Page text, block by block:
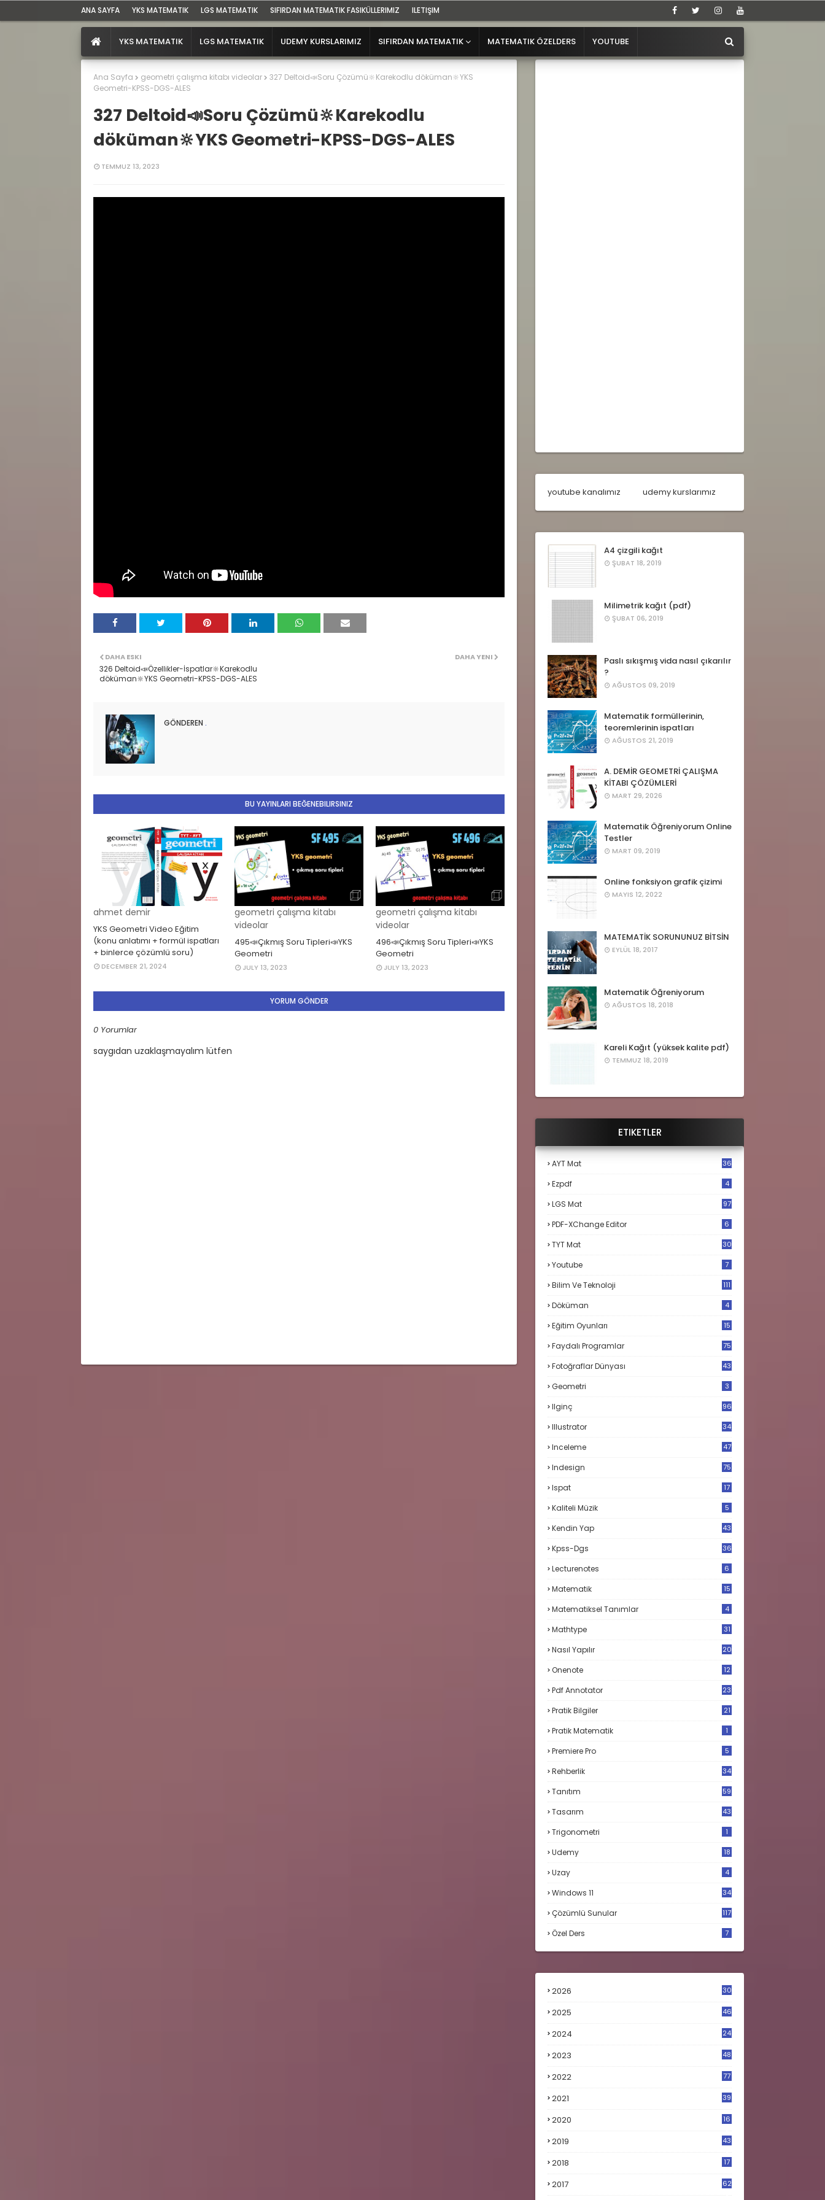
ANA SAYFA YKS MATEMATIK LGS MATEMATIK SIFIRDAN MATEMATIK FASIKÜLLERIMIZ ILETIŞIM
YKS MATEMATIK LGS MATEMATIK UDEMY KURSLARIMIZ SIFIRDAN MATEMATIK MATEMATIK ÖZELDERS YOUTUBE
Ana Sayfa geometri çalışma kitabı videolar
327 Deltoid📣Soru Çözümü🔆Karekodlu döküman🔆YKS
Geometri-KPSS-DGS-ALES
327 Deltoid📣Soru Çözümü🔆Karekodlu
döküman🔆YKS Geometri-KPSS-DGS-ALES
TEMMUZ 13, 2023
DAHA YENI
DAHA ESKI
326 Deltoid📣Özellikler-İspatlar🔆Karekodlu
döküman🔆YKS Geometri-KPSS-DGS-ALES
GÖNDEREN .
BU YAYINLARI BEĞENEBILIRSINIZ
ahmet demir
YKS Geometri Video Eğitim
(konu anlatımı + formül ispatları
+ binlerce çözümlü soru)
DECEMBER 21, 2024
geometri çalışma kitabı
videolar
495📣Çıkmış Soru Tipleri📣YKS
Geometri
JULY 13, 2023
geometri çalışma kitabı
videolar
496📣Çıkmış Soru Tipleri📣YKS
Geometri
JULY 13, 2023
YORUM GÖNDER
0 Yorumlar
saygıdan uzaklaşmayalım lütfen
youtube kanalımız udemy kurslarımız
A4 çizgili kağıt
ŞUBAT 18, 2019
Milimetrik kağıt (pdf)
ŞUBAT 06, 2019
Paslı sıkışmış vida nasıl çıkarılır
?
AĞUSTOS 09, 2019
Matematik formüllerinin,
teoremlerinin ispatları
AĞUSTOS 21, 2019
A. DEMİR GEOMETRİ ÇALIŞMA
KİTABI ÇÖZÜMLERİ
MART 29, 2026
Matematik Öğreniyorum Online
Testler
MART 09, 2019
Online fonksiyon grafik çizimi
MAYIS 12, 2022
MATEMATİK SORUNUNUZ BİTSİN
EYLÜL 18, 2017
Matematik Öğreniyorum
AĞUSTOS 18, 2018
Kareli Kağıt (yüksek kalite pdf)
TEMMUZ 18, 2019
ETIKETLER
AYT Mat 36
Ezpdf 4
LGS Mat 97
PDF-XChange Editor 6
TYT Mat 30
Youtube 7
Bilim Ve Teknoloji 111
Döküman 4
Eğitim Oyunları 15
Faydalı Programlar 75
Fotoğraflar Dünyası 43
Geometri 3
Ilginç 96
Illustrator 34
Inceleme 47
Indesign 75
Ispat
17
Kaliteli Müzik 5
Kendin Yap 43
Kpss-Dgs 36
Lecturenotes 6
Matematik
15
Matematiksel Tanımlar 4
Mathtype 31
Nasıl Yapılır 20
Onenote 12
Pdf Annotator 23
Pratik Bilgiler 21
Pratik Matematik 1
Premiere Pro 5
Rehberlik 34
Tanıtım 59
Tasarım 43
Trigonometri 1
Udemy 18
Uzay 4
Windows 11 34
Çözümlü Sunular 117
Özel Ders 7
2026 30
2025 46
2024 24
2023
48
2022 77
2021 39
2020
16
2019
43
2018
17
2017
62